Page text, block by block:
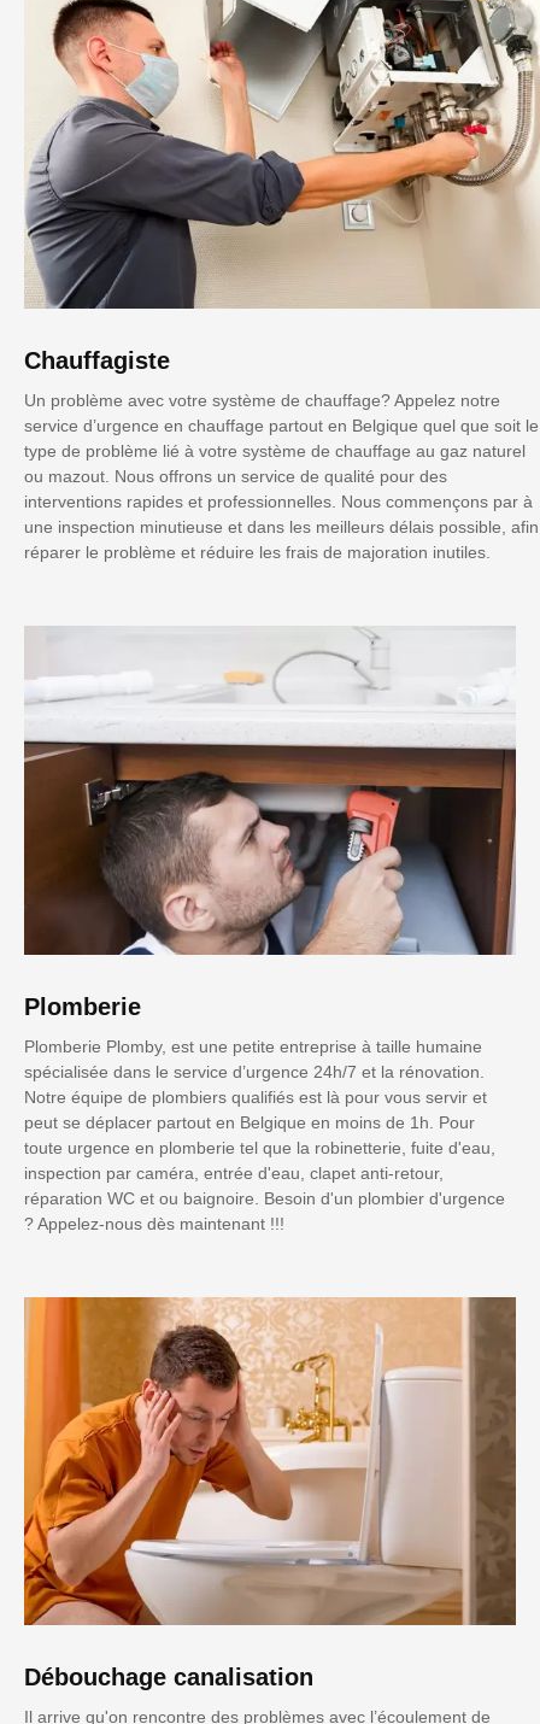
Chauffagiste
Un problème avec votre système de chauffage? Appelez notre
service d’urgence en chauffage partout en Belgique quel que soit le
type de problème lié à votre système de chauffage au gaz naturel
ou mazout. Nous offrons un service de qualité pour des
interventions rapides et professionnelles. Nous commençons par à
une inspection minutieuse et dans les meilleurs délais possible, afin
réparer le problème et réduire les frais de majoration inutiles.
Plomberie
Plomberie Plomby, est une petite entreprise à taille humaine
spécialisée dans le service d’urgence 24h/7 et la rénovation.
Notre équipe de plombiers qualifiés est là pour vous servir et
peut se déplacer partout en Belgique en moins de 1h. Pour
toute urgence en plomberie tel que la robinetterie, fuite d'eau,
inspection par caméra, entrée d'eau, clapet anti-retour,
réparation WC et ou baignoire. Besoin d'un plombier d'urgence
? Appelez-nous dès maintenant !!!
Débouchage canalisation
Il arrive qu'on rencontre des problèmes avec l’écoulement de